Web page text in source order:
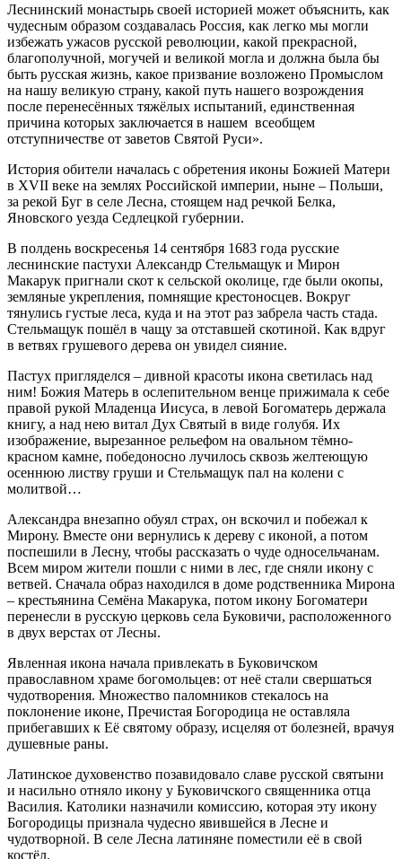
Леснинский монастырь своей историей может объяснить, как
чудесным образом создавалась Россия, как легко мы могли
избежать ужасов русской революции, какой прекрасной,
благополучной, могучей и великой могла и должна была бы
быть русская жизнь, какое призвание возложено Промыслом
на нашу великую страну, какой путь нашего возрождения
после перенесённых тяжёлых испытаний, единственная
причина которых заключается в нашем всеобщем
отступничестве от заветов Святой Руси».
История обители началась с обретения иконы Божией Матери
в XVII веке на землях Российской империи, ныне – Польши,
за рекой Буг в селе Лесна, стоящем над речкой Белка,
Яновского уезда Седлецкой губернии.
В полдень воскресенья 14 сентября 1683 года русские
леснинские пастухи Александр Стельмащук и Мирон
Макарук пригнали скот к сельской околице, где были окопы,
земляные укрепления, помнящие крестоносцев. Вокруг
тянулись густые леса, куда и на этот раз забрела часть стада.
Стельмащук пошёл в чащу за отставшей скотиной. Как вдруг
в ветвях грушевого дерева он увидел сияние.
Пастух пригляделся – дивной красоты икона светилась над
ним! Божия Матерь в ослепительном венце прижимала к себе
правой рукой Младенца Иисуса, в левой Богоматерь держала
книгу, а над нею витал Дух Святый в виде голубя. Их
изображение, вырезанное рельефом на овальном тёмно-
красном камне, победоносно лучилось сквозь желтеющую
осеннюю листву груши и Стельмащук пал на колени с
молитвой…
Александра внезапно обуял страх, он вскочил и побежал к
Мирону. Вместе они вернулись к дереву с иконой, а потом
поспешили в Лесну, чтобы рассказать о чуде односельчанам.
Всем миром жители пошли с ними в лес, где сняли икону с
ветвей. Сначала образ находился в доме родственника Мирона
– крестьянина Семёна Макарука, потом икону Богоматери
перенесли в русскую церковь села Буковичи, расположенного
в двух верстах от Лесны.
Явленная икона начала привлекать в Буковичском
православном храме богомольцев: от неё стали свершаться
чудотворения. Множество паломников стекалось на
поклонение иконе, Пречистая Богородица не оставляла
прибегавших к Её святому образу, исцеляя от болезней, врачуя
душевные раны.
Латинское духовенство позавидовало славе русской святыни
и насильно отняло икону у Буковичского священника отца
Василия. Католики назначили комиссию, которая эту икону
Богородицы признала чудесно явившейся в Лесне и
чудотворной. В селе Лесна латиняне поместили её в свой
костёл.